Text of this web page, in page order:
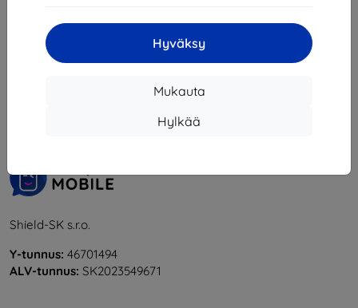
Hyväksy
Mukauta
Hylkää
yhteensä6.
Shield-SK s.r.o.
Y-tunnus: 46701494
ALV-tunnus: SK2023549671